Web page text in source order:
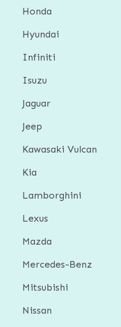
Honda
Hyundai
Infiniti
Isuzu
Jaguar
Jeep
Kawasaki Vulcan
Kia
Lamborghini
Lexus
Mazda
Mercedes-Benz
Mitsubishi
Nissan